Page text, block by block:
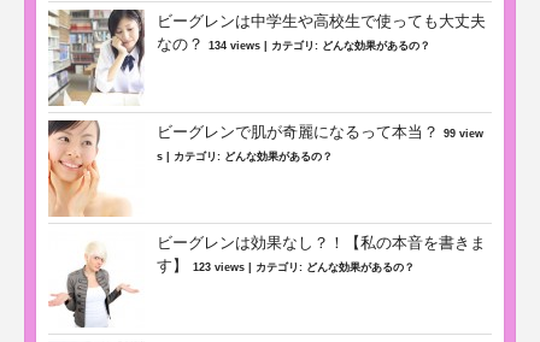
ビーグレンは中学生や高校生で使っても大丈夫
なの？
134 views カテゴリ: どんな効果があるの？
ビーグレンで肌が奇麗になるって本当？
99 view
s
カテゴリ: どんな効果があるの？
ビーグレンは効果なし？！【私の本音を書きま
す】
123 views カテゴリ: どんな効果があるの？